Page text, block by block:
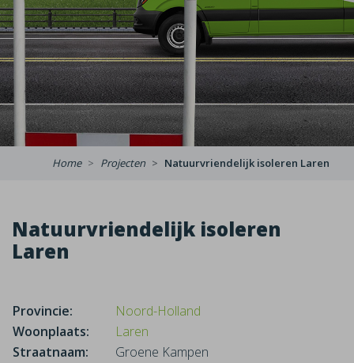
Home Projecten Natuurvriendelijk isoleren Laren
Natuurvriendelijk isoleren
Laren
Provincie:
Noord-Holland
Woonplaats:
Laren
Straatnaam:
Groene Kampen